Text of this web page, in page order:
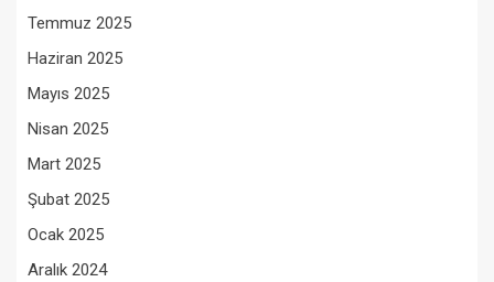
Temmuz 2025
Haziran 2025
Mayıs 2025
Nisan 2025
Mart 2025
Şubat 2025
Ocak 2025
Aralık 2024